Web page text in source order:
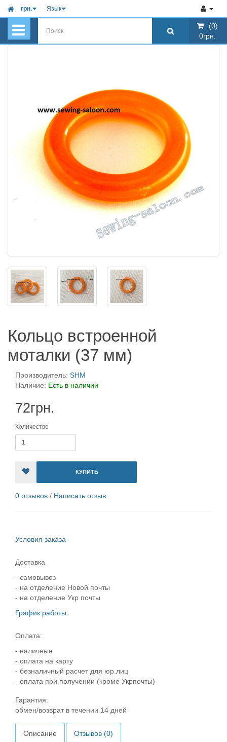
грн. Язык
(0)
0грн.
Кольцо встроенной
моталки (37 мм)
Производитель: SHM
Наличие: Есть в наличии
72грн.
Количество
КУПИТЬ
0 отзывов / Написать отзыв
Условия заказа
Доставка
- самовывоз
- на отделение Новой почты
- на отделение Укр почты
График работы
Оплата:
- наличные
- оплата на карту
- безналичный расчет для юр.лиц
- оплата при получении (кроме Укрпочты)
Гарантия:
обмен/возврат в течении 14 дней
Описание Отзывов (0)